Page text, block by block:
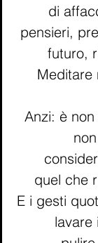
di
pensieri,
futuro,
Meditare
Anzi: è
quel che
E i gesti
lavare